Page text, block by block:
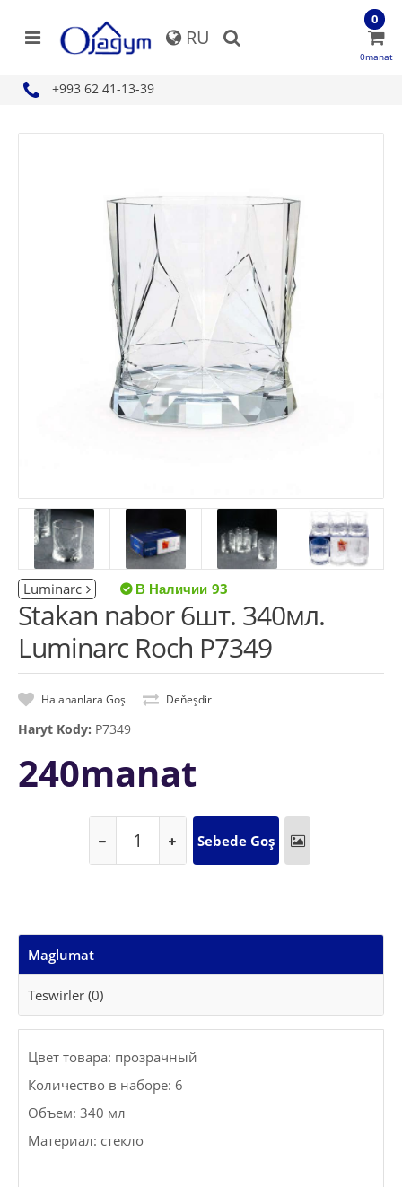
RU
+993 62 41-13-39
0
0manat
Luminarc 93
Stakan nabor 6шт. 340мл.
Luminarc Roch P7349
Halananlara Goş Deňeşdir
Haryt Kody: P7349
240manat
Maglumat
Teswirler (0)
Цвет товара: прозрачный
Количество в наборе: 6
Объем: 340 мл
Материал: стекло